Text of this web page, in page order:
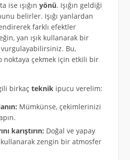
ise ışığın yönü. Işığın geldiği
belirler. Işığı yanlardan
farklı efektler
yan ışık kullanarak bir
Bu,
noktaya çekmek için etkili bir
birkaç teknikipucu verelim:
Mümkünse, çekimlerinizi
karıştırın: Doğal ve yapay
kullanarak zengin bir atmosfer